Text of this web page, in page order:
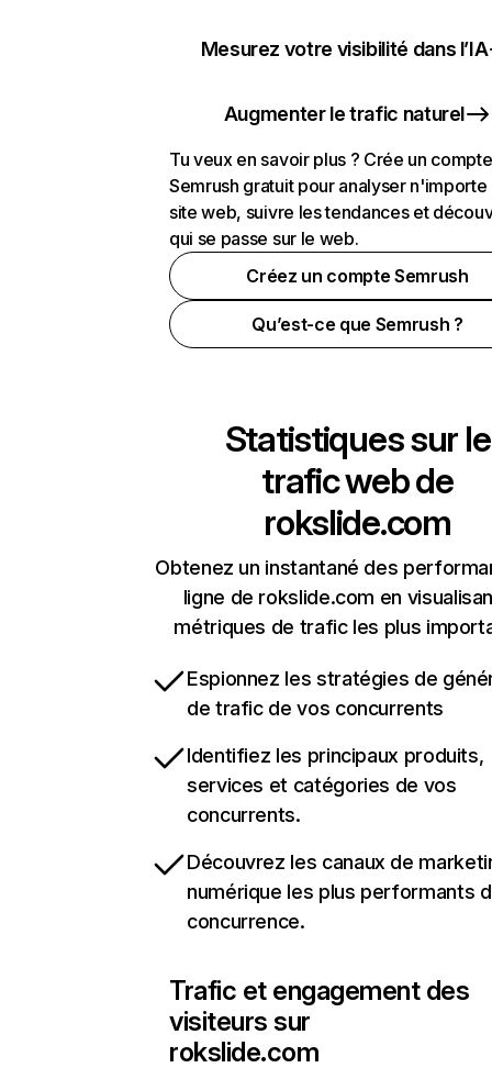
Mesurez votre visibilité dans l’IA
Augmenter le trafic naturel
Tu veux en savoir plus ? Crée un compte
Semrush gratuit pour analyser n'importe
site web, suivre les tendances et
qui se passe sur le web.
Créez un compte Semrush
Qu’est-ce que Semrush ?
Statistiques sur le
trafic web de
rokslide.com
Obtenez un instantané des
ligne de rokslide.com en
métriques de trafic les plus
Espionnez les stratégies de
de trafic de vos concurrents
Identifiez les principaux produits,
services et catégories de vos
concurrents.
Découvrez les canaux de
numérique les plus performants
concurrence.
Trafic et engagement des
visiteurs sur
rokslide.com